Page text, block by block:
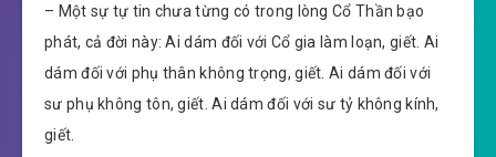
– Một sự tự tin chưa từng có trong lòng Cổ Thần bạo
phát, cả đời này: Ai dám đối với Cổ gia làm loạn, giết. Ai
dám đối với phụ thân không trọng, giết. Ai dám đối với
sư phụ không tôn, giết. Ai dám đối với sư tỷ không kính,
giết.